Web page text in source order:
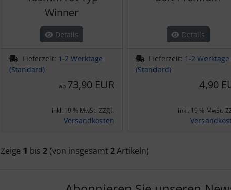
Winner
Details
Lieferzeit: 1-2 Werktage
(Standard)
ab 73,90 EUR
inkl. 19 % MwSt. zzgl.
Versandkosten
Details
Lieferzeit: 1-2 Werktage
(Standard)
4,90
inkl. 19 % MwSt.
Zeige 1 bis 2 (von insgesamt 2Artikeln)